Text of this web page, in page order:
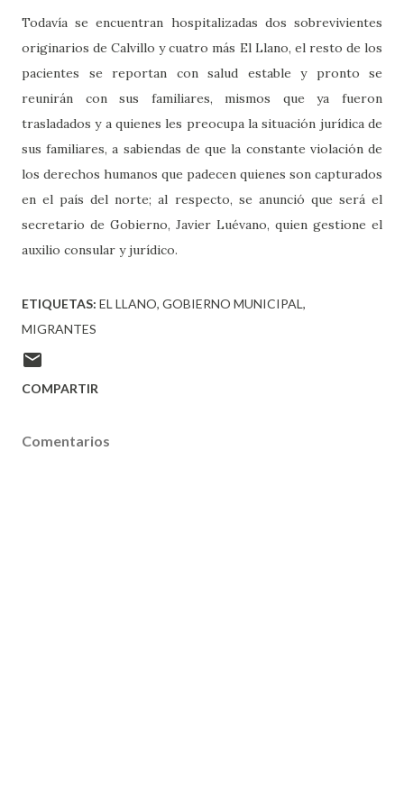
Todavía se encuentran hospitalizadas dos sobrevivientes
originarios de Calvillo y cuatro más El Llano, el resto de los
pacientes se reportan con salud estable y pronto se
reunirán con sus familiares, mismos que ya fueron
trasladados y a quienes les preocupa la situación jurídica de
sus familiares, a sabiendas de que la constante violación de
los derechos humanos que padecen quienes son capturados
en el país del norte; al respecto, se anunció que será el
secretario de Gobierno, Javier Luévano, quien gestione el
auxilio consular y jurídico.
ETIQUETAS: EL LLANO GOBIERNO MUNICIPAL
MIGRANTES
COMPARTIR
Comentarios